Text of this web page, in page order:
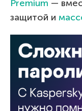
Premium —
защитой и